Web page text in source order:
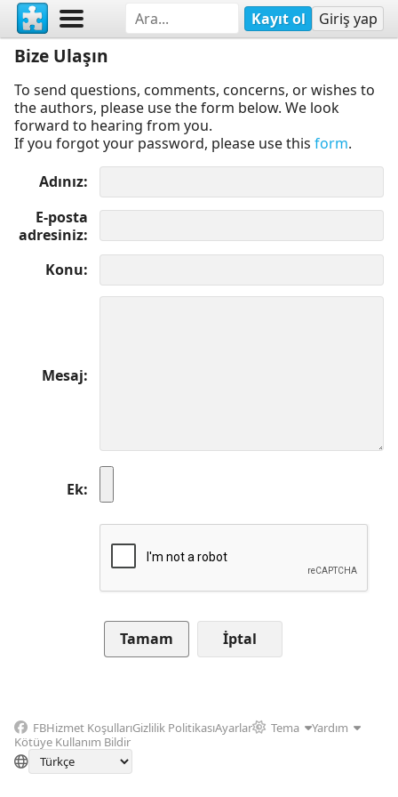
Kayıt ol Giriş yap
Bize Ulaşın
To send questions, comments, concerns, or wishes to
the authors, please use the form below. We look
forward to hearing from you.
If you forgot your password, please use this form.
Adınız
E-posta
adresiniz
Konu
Mesaj
Ek
İptal
FBHizmet KoşullarıGizlilik PolitikasıAyarlar Tema
Yardım
Kötüye Kullanım Bildir